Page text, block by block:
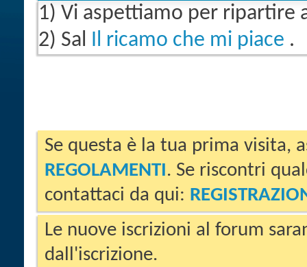
1) Vi aspettiamo per ripartire
2) Sal Il ricamo che mi piace .
Se questa è la tua prima visita,
REGOLAMENTI. Se riscontri
contattaci da qui:
Le nuove iscrizioni al forum
dall'iscrizione.